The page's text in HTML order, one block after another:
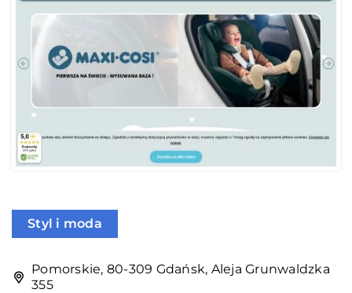
Styl i moda
Pomorskie, 80-309 Gdańsk, Aleja Grunwaldzka
355